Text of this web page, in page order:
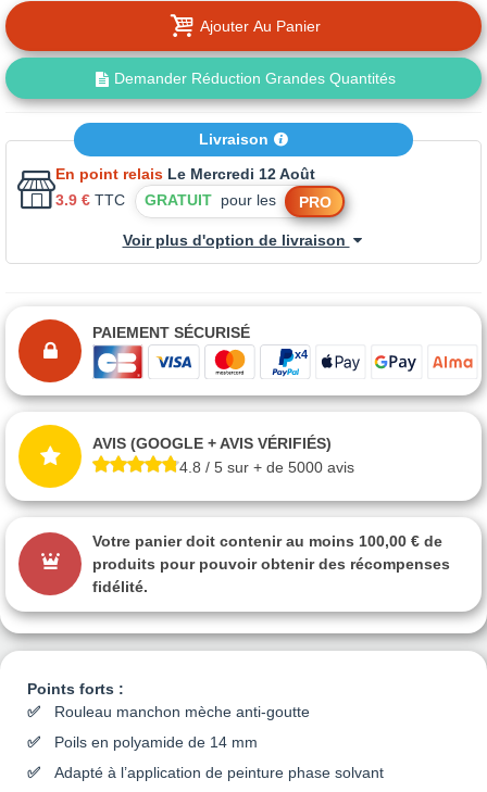
Points forts :
Rouleau manchon mèche anti-goutte
Poils en polyamide de 14 mm
Adapté à l’application de peinture phase solvant
Ajouter Au Panier
Demander Réduction Grandes Quantités
Livraison
En point relais Le Mercredi 12 Août
3.9 € TTC GRATUIT pour les PRO
Voir plus d'option de livraison
PAIEMENT SÉCURISÉ
AVIS (GOOGLE + AVIS VÉRIFIÉS)
4.8 / 5 sur + de 5000 avis
Votre panier doit contenir au moins 100,00 € de
produits pour pouvoir obtenir des récompenses
fidélité.